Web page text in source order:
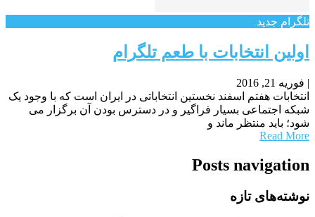
تلگرام جدید
اولین انتخابات با طعم تلگرام
| فوریه 21, 2016
انتخابات هفتم اسفند نخستین انتخاباتی در ایران است که با وجود یک
شبکه اجتماعی بسیار فراگیر و در دسترس بودن آن برگزار می
شود؛ باید منتظر ماند و
Read More
Posts navigation
نوشته‌های تازه